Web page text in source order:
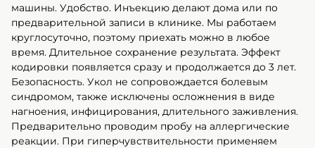
машины. Удобство. Инъекцию делают дома или по
предварительной записи в клинике. Мы работаем
круглосуточно, поэтому приехать можно в любое
время. Длительное сохранение результата. Эффект
кодировки появляется сразу и продолжается до 3 лет.
Безопасность. Укол не сопровождается болевым
синдромом, также исключены осложнения в виде
нагноения, инфицирования, длительного заживления.
Предварительно проводим пробу на аллергические
реакции. При гиперчувствительности применяем